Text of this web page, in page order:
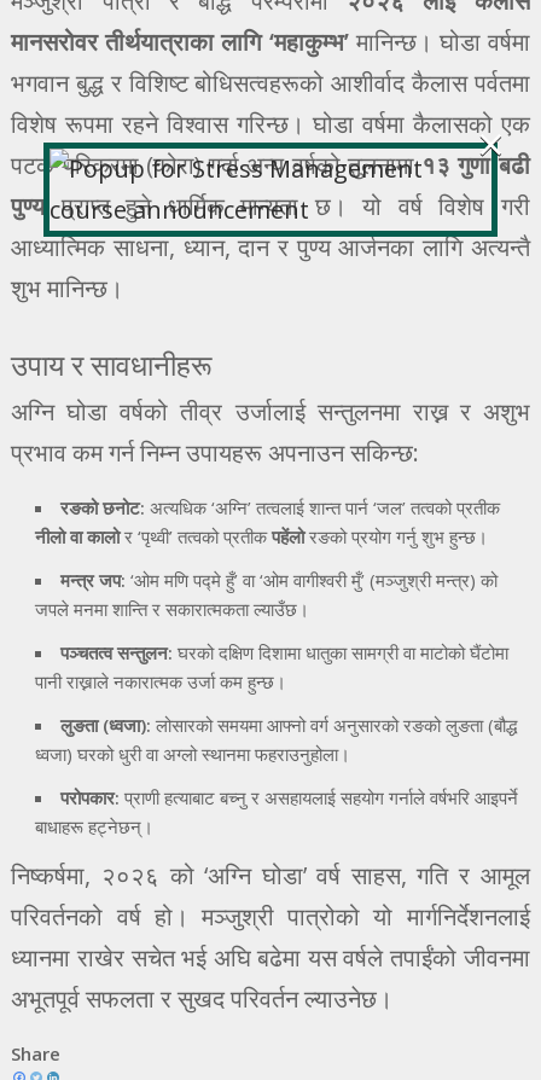
मानसरोवर तीर्थयात्राका लागि ‘महाकुम्भ’मानिन्छ। घोडा वर्षमा
भगवान बुद्ध र विशिष्ट बोधिसत्वहरूको आशीर्वाद कैलास पर्वतमा
विशेष रूपमा रहने विश्वास गरिन्छ। घोडा वर्षमा कैलासको एक
पटक परिक्रमा (कोरा) गर्दा अन्य वर्षको तुलनामा१३ गुणा बढी
पुण्य प्राप्त हुने धार्मिक मान्यता छ। यो वर्ष विशेष गरी
आध्यात्मिक साधना, ध्यान, दान र पुण्य आर्जनका लागि अत्यन्तै
शुभ मानिन्छ।
उपाय र सावधानीहरू
अग्नि घोडा वर्षको तीव्र उर्जालाई सन्तुलनमा राख्न र अशुभ
प्रभाव कम गर्न निम्न उपायहरू अपनाउन सकिन्छ:
रङको छनोट: अत्यधिक ‘अग्नि’ तत्वलाई शान्त पार्न ‘जल’ तत्वको प्रतीक
नीलो वा कालोर ‘पृथ्वी’ तत्वको प्रतीकपहेंलोरङको प्रयोग गर्नु शुभ हुन्छ।
मन्त्र जप: ‘ओम मणि पद्मे हुँ’ वा ‘ओम वागीश्वरी मुँ’ (मञ्जुश्री मन्त्र) को
जपले मनमा शान्ति र सकारात्मकता ल्याउँछ।
पञ्चतत्व सन्तुलन: घरको दक्षिण दिशामा धातुका सामग्री वा माटोको घैंटोमा
पानी राख्नाले नकारात्मक उर्जा कम हुन्छ।
लुङता (ध्वजा): लोसारको समयमा आफ्नो वर्ग अनुसारको रङको लुङता (बौद्ध
ध्वजा) घरको धुरी वा अग्लो स्थानमा फहराउनुहोला।
परोपकार: प्राणी हत्याबाट बच्नु र असहायलाई सहयोग गर्नाले वर्षभरि आइपर्ने
बाधाहरू हट्नेछन्।
निष्कर्षमा, २०२६ को ‘अग्नि घोडा’ वर्ष साहस, गति र आमूल
परिवर्तनको वर्ष हो। मञ्जुश्री पात्रोको यो मार्गनिर्देशनलाई
ध्यानमा राखेर सचेत भई अघि बढेमा यस वर्षले तपाईंको जीवनमा
अभूतपूर्व सफलता र सुखद परिवर्तन ल्याउनेछ।
Share
×